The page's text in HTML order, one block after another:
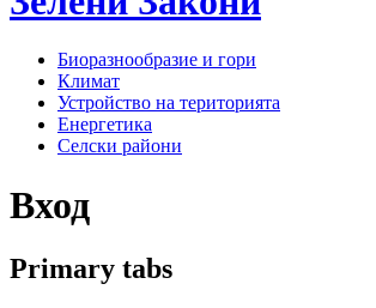
Биоразнообразие и гори
Климат
Устройство на територията
Енергетика
Селски райони
Вход
Primary tabs